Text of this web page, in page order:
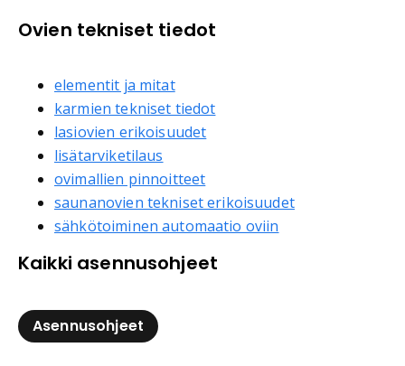
Ovien tekniset tiedot
elementit ja mitat
karmien tekniset tiedot
lasiovien erikoisuudet
lisätarviketilaus
ovimallien pinnoitteet
saunanovien tekniset erikoisuudet
sähkötoiminen automaatio oviin
Kaikki asennusohjeet
Asennusohjeet